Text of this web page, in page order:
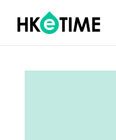
content